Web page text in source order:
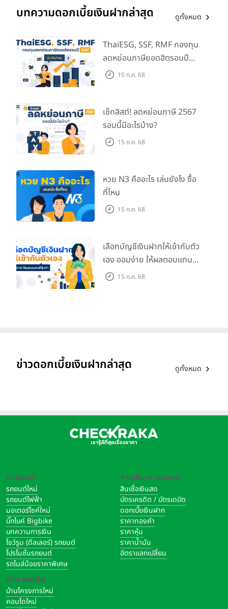
เงินฝากสีเขียว
ปล่อยสินเชื่อ เช่น สินเชื่อบ้าน สินเชื่อรถ สินเชื่อส่วนบุคคล
ธนาคารจะนำเงินไปลงทุนในธุรกิจที่เป็นมิตรต่อสิ่งแวดล้อมเท่านั้น
เช่น ธุรกิจด้านการใช้พลังงานทดแทน พลังงานหมุนเวียน และการลด
ชี้เป้า...ธนาคารที่เปิดตัวบริการเงินฝากสีเขียว
1. ธนาคารกรุงศรีอยุธยา
ธนาคารกรุงศรีอยุธยา จำกัด (มหาชน) เปิดตัวผลิตภัณฑ์เงินฝากเพื่อ
(Social and Sustainable Finance) และได้รับความไว้วางใจจาก โตโย
ต้า ลีสซิ่ง (ประเทศไทย) ในฐานะบริษัทแรกในประเทศไทยที่ให้การสนับสนุน
ผลิตภัณฑ์เงินฝากเพื่อความยั่งยืน
ผลิตภัณฑ์เงินฝากเพื่อความยั่งยืน เป็นบัญชีเงินฝากประจำสกุลเงินไทย
บาท สำหรับลูกค้าธุรกิจ โดยมียอดขั้นต่ำที่ 50 ล้านบาท และมีการระบุ
วัตถุประสงค์ที่ชัดเจน สำหรับสนับสนุนโครงการธุรกิจเพื่อสังคมและความ
ยั่งยืน (Social and Sustainable Finance) ของกรุงศรี อาทิ สินเชื่อ
เพื่อสังคม เพื่อใช้ในโครงการสนับสนุนการสร้างโรงเรียน โรงพยาบาล
หรือสินเชื่อสีเขียว เพื่อใช้ในโครงการที่สนับสนุนด้านพลังงานสะอาด
บทความดอกเบี้ยเงินฝากล่าสุด ดูทั้งหมด
ThaiESG, SSF, RMF กองทุน
ลดหย่อนภาษียอดฮิตรอบปี
2567 มีอะไรน่าสน
15 ก.ค. 68
เช็กลิสต์! ลดหย่อนภาษี 2567
รอบนี้มีอะไรบ้าง?
15 ก.ค. 68
หวย N3 คืออะไร เล่นยังไง ซื้อ
ที่ไหน
15 ก.ค. 68
เลือกบัญชีเงินฝากให้เข้ากับตัว
เอง ออมง่าย ให้ผลตอบแทนที่
คุ้มค่า15 ก.ค. 68
ข่าวดอกเบี้ยเงินฝากล่าสุด ดูทั้งหมด
ยานยนต์
รถยนต์ใหม่
รถยนต์ไฟฟ้า
มอเตอร์ไซค์ใหม่
บิ๊กไบค์ Bigbike
บทความการเงิน
โชว์รูม (ดีลเลอร์) รถยนต์
โปรโมชั่นรถยนต์
รถไมล์น้อยราคาพิเศษ
บ้าน-คอนโด
บ้านโครงการใหม่
คอนโดใหม่
การเงิน-การลงทุน
สินเชื่อเงินสด
บัตรเครดิต / บัตรเดบิต
ดอกเบี้ยเงินฝาก
ราคาทองคำ
ราคาหุ้น
ราคาน้ำมัน
อัตราแลกเปลี่ยน